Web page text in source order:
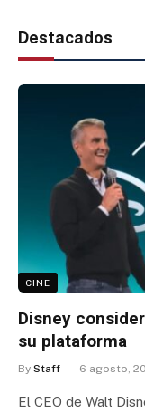
Destacados
CINE
Disney
su plataforma
By Staff 6 agosto,
El CEO de Walt